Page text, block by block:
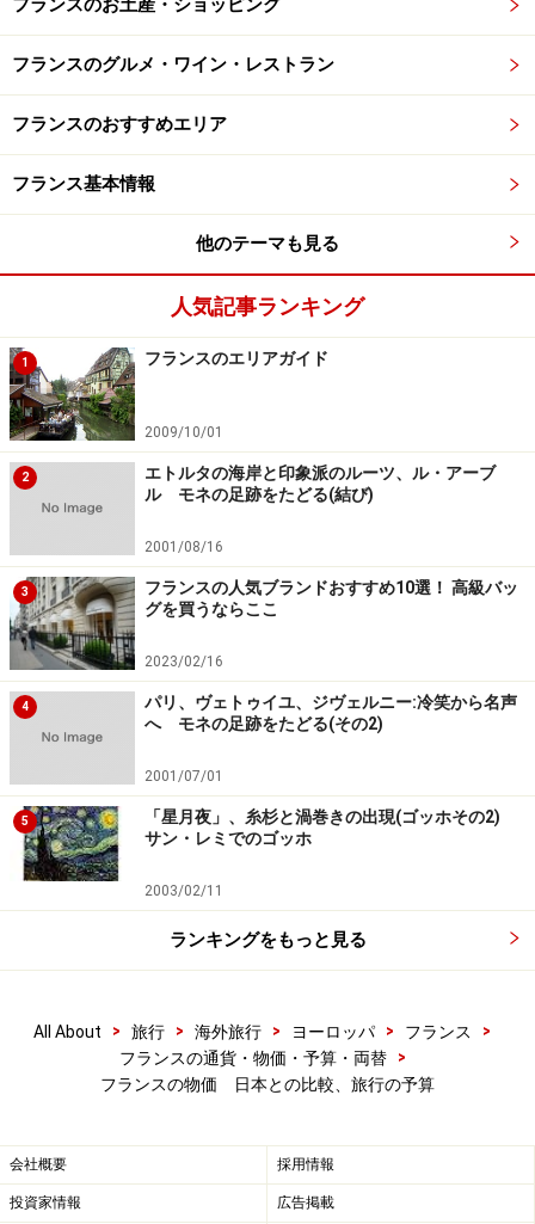
くらいはすぐに越えてしまいます。
ちなみに以上の予算は買い物や宿泊費は含まれていませ
んのでご注意を。
フランスで高額もしくは低額なもの
品質は高く価格は安いフランスの化粧品
フランスで特に高いものは、まず外食費、それからシャ
ンプーや石鹸などのトイレタリー用品、生活雑貨、下着
類など。下着に関しては、パリにユニクロができた時、
その安さはセンセーショナルだったほど！ それでも日本
での価格の2割増ですが……。それから、ノートやペンな
どの文房具も高いです。以上のものは、日本製品に比べ
高い割にクオリティは低いという有様なので、特別にお
目当てのものがない限りは、買うのを控えることをオス
スメします。
逆に安いものは、ドラッグストアでのフランス製化粧
品。日本でも人気の商品が揃っていてしかも日本で買う
半額くらいでゲットできます。特定のアレルギーがある
と思うので買う価値があると思います。
※記事内容は執筆時点のものです。最新の内容をご確認くださ
ホームページ
」を確認するなど、安全確保に十分注意を払ってく
ださい。
フランスのお土産・ショッピング
フランスのグルメ・ワイン・レストラン
フランスのおすすめエリア
フランス基本情報
他のテーマも見る
人気記事ランキング
1 フランスのエリアガイド
2009/10/01
2
エトルタの海岸と印象派のルーツ、ル・アーブ
ル モネの足跡をたどる(結び)
2001/08/16
3
フランスの人気ブランドおすすめ10選！ 高級バッ
グを買うならここ
2023/02/16
4
パリ、ヴェトゥイユ、ジヴェルニー:冷笑から名声
へ モネの足跡をたどる(その2)
2001/07/01
5
「星月夜」、糸杉と渦巻きの出現(ゴッホその2)
サン・レミでのゴッホ
2003/02/11
ランキングをもっと見る
All About > 旅行 > 海外旅行 > ヨーロッパ > フランス
>
フランスの通貨・物価・予算・両替
>
フランスの物価 日本との比較、旅行の予算
会社概要 採用情報
投資家情報 広告掲載